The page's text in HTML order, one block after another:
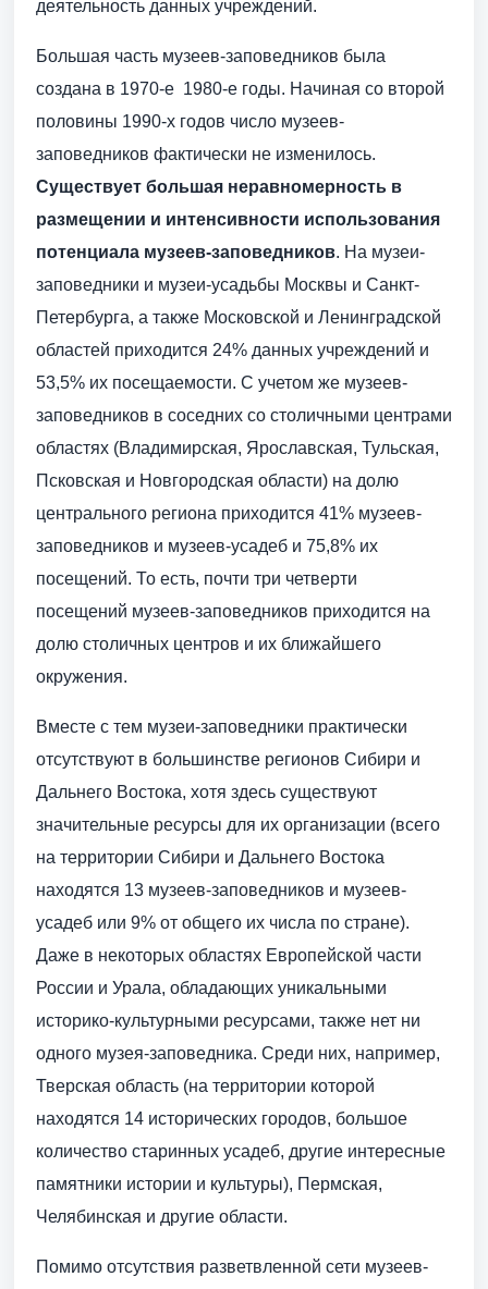
деятельность данных учреждений.
Большая часть музеев-заповедников была
создана в 1970-е  1980-е годы. Начиная со второй
половины 1990-х годов число музеев-
заповедников фактически не изменилось.
Существует большая неравномерность в
размещении и интенсивности использования
потенциала музеев-заповедников. На музеи-
заповедники и музеи-усадьбы Москвы и Санкт-
Петербурга, а также Московской и Ленинградской
областей приходится 24% данных учреждений и
53,5% их посещаемости. С учетом же музеев-
заповедников в соседних со столичными центрами
областях (Владимирская, Ярославская, Тульская,
Псковская и Новгородская области) на долю
центрального региона приходится 41% музеев-
заповедников и музеев-усадеб и 75,8% их
посещений. То есть, почти три четверти
посещений музеев-заповедников приходится на
долю столичных центров и их ближайшего
окружения.
Вместе с тем музеи-заповедники практически
отсутствуют в большинстве регионов Сибири и
Дальнего Востока, хотя здесь существуют
значительные ресурсы для их организации (всего
на территории Сибири и Дальнего Востока
находятся 13 музеев-заповедников и музеев-
усадеб или 9% от общего их числа по стране).
Даже в некоторых областях Европейской части
России и Урала, обладающих уникальными
историко-культурными ресурсами, также нет ни
одного музея-заповедника. Среди них, например,
Тверская область (на территории которой
находятся 14 исторических городов, большое
количество старинных усадеб, другие интересные
памятники истории и культуры), Пермская,
Челябинская и другие области.
Помимо отсутствия разветвленной сети музеев-